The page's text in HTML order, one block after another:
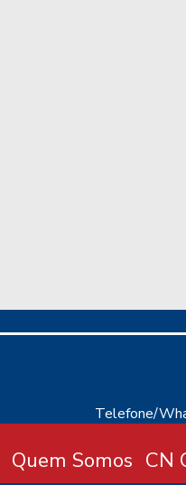
Telefone/
Quem Somos CN